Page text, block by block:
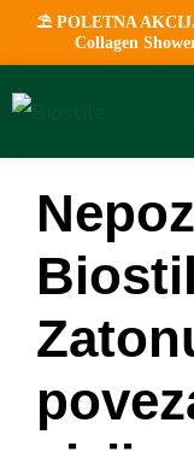
⛱️ POLETNA
Collagen